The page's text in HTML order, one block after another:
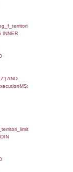
JOIN
=
=
AND
FROM
ON